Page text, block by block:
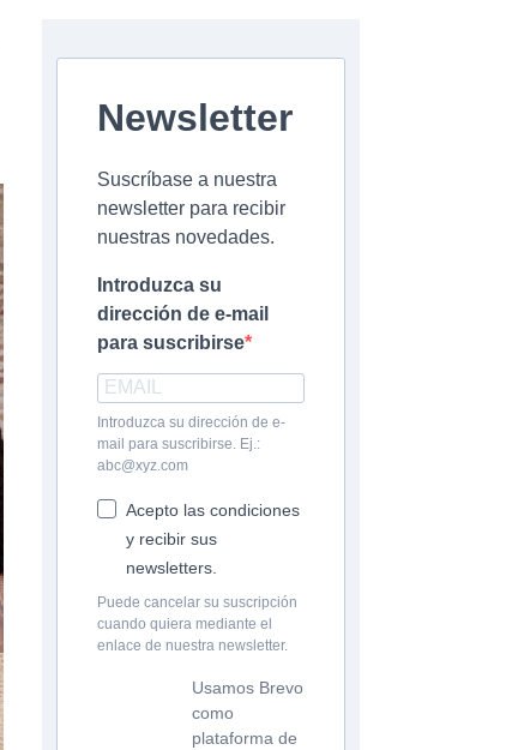
Newsletter
Suscríbase a nuestra
newsletter para recibir
nuestras novedades.
Introduzca su
dirección de e-mail
para suscribirse
Introduzca su dirección de e-
mail para suscribirse. Ej.:
abc@xyz.com
Acepto las condiciones
y recibir sus
newsletters.
Puede cancelar su suscripción
cuando quiera mediante el
enlace de nuestra newsletter.
Usamos Brevo
como
plataforma de